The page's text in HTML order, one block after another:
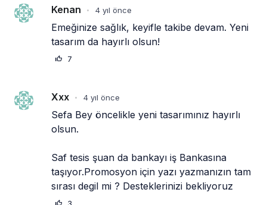
Kenan • 4 yıl önce
Emeğinize sağlık, keyifle takibe devam. Yeni
tasarım da hayırlı olsun!
7
Xxx • 4 yıl önce
Sefa Bey öncelikle yeni tasarımınız hayırlı
olsun.
Saf tesis şuan da bankayı iş Bankasına
taşıyor.Promosyon için yazı yazmanızın tam
sırası degil mi ? Desteklerinizi bekliyoruz